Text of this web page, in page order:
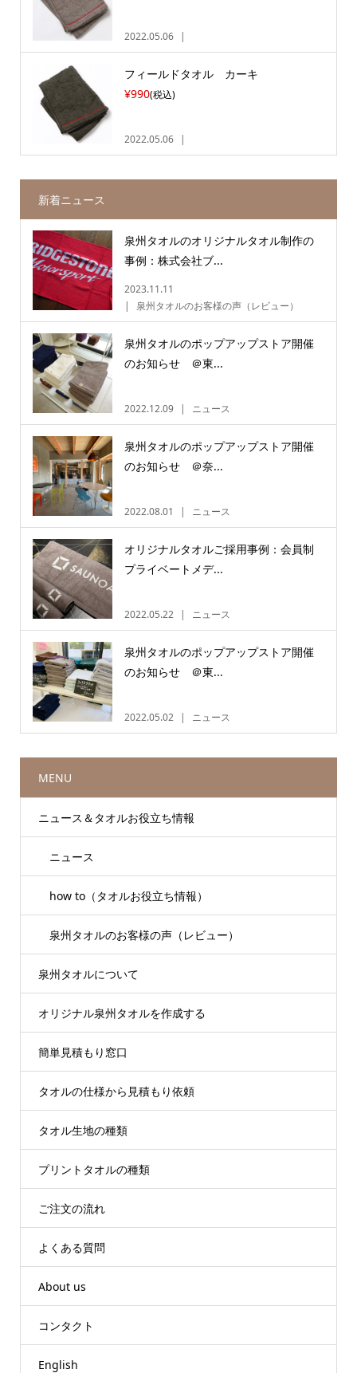
2022.05.06
フィールドタオル カーキ
¥990(税込)
2022.05.06
新着ニュース
泉州タオルのオリジナルタオル制作の
事例：株式会社ブ...
2023.11.11
泉州タオルのお客様の声（レビュー）
泉州タオルのポップアップストア開催
のお知らせ ＠東...
2022.12.09 ニュース
泉州タオルのポップアップストア開催
のお知らせ ＠奈...
2022.08.01 ニュース
オリジナルタオルご採用事例：会員制
プライベートメデ...
2022.05.22 ニュース
泉州タオルのポップアップストア開催
のお知らせ ＠東...
2022.05.02 ニュース
MENU
ニュース＆タオルお役立ち情報
ニュース
how to（タオルお役立ち情報）
泉州タオルのお客様の声（レビュー）
泉州タオルについて
オリジナル泉州タオルを作成する
簡単見積もり窓口
タオルの仕様から見積もり依頼
タオル生地の種類
プリントタオルの種類
ご注文の流れ
よくある質問
About us
コンタクト
English